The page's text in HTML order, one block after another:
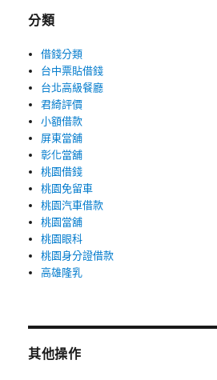
分類
借錢分類
台中票貼借錢
台北高級餐廳
君綺評價
小額借款
屏東當舖
彰化當舖
桃園借錢
桃園免留車
桃園汽車借款
桃園當舖
桃園眼科
桃園身分證借款
高雄隆乳
其他操作